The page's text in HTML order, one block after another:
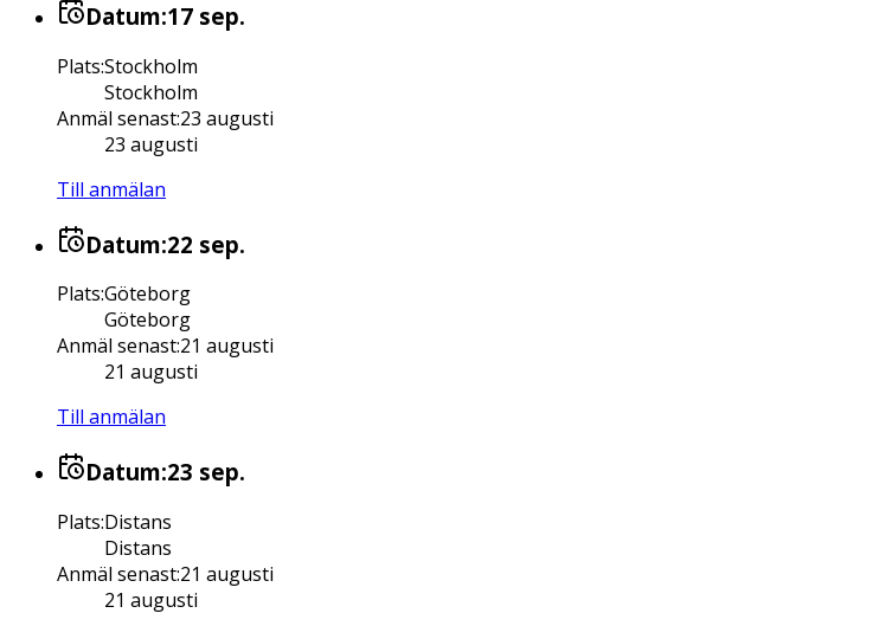
Datum:17 sep.
Plats:Stockholm
Stockholm
Anmäl senast:23 augusti
23 augusti
Till anmälan
Datum:22 sep.
Plats:Göteborg
Göteborg
Anmäl senast:21 augusti
21 augusti
Till anmälan
Datum:23 sep.
Plats:Distans
Distans
Anmäl senast:21 augusti
21 augusti